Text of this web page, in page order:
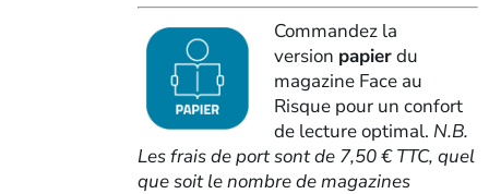
Commandez la
version papierdu
magazine Face au
Risque pour un confort
de lecture optimal. N.B.
Les frais de port sont de 7,50 € TTC, quel
que soit le nombre de magazines